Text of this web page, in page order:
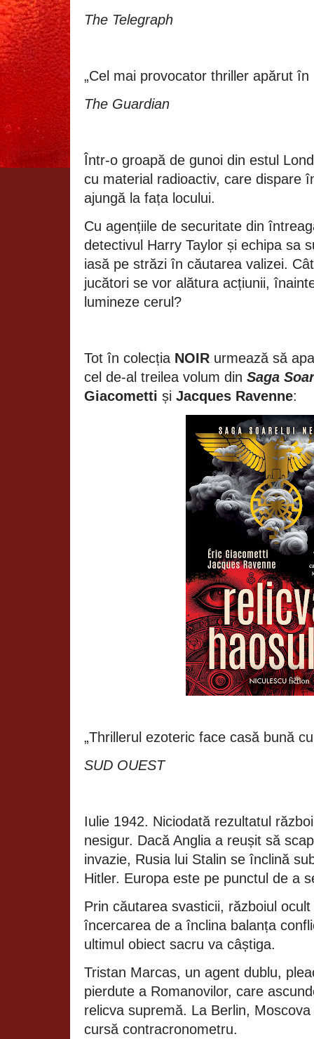
The Telegraph
„Cel mai provocator thriller apărut în
The Guardian
Într-o groapă de gunoi din estul
cu material radioactiv, care dispare
ajungă la fața locului.
Cu agențiile de securitate din
detectivul Harry Taylor și echipa sa
iasă pe străzi în căutarea valizei.
jucători se vor alătura acțiunii,
lumineze cerul?
Tot în colecția NOIR urmează să
cel de-al treilea volum din Saga
Giacometti și Jacques Ravenne:
„Thrillerul ezoteric face casă bună
SUD OUEST
Iulie 1942. Niciodată rezultatul
nesigur. Dacă Anglia a reușit să
invazie, Rusia lui Stalin se înclină
Hitler. Europa este pe punctul de a
Prin căutarea svasticii, războiul
încercarea de a înclina balanța
ultimul obiect sacru va câștiga.
Tristan Marcas, un agent dublu,
pierdute a Romanovilor, care
relicva supremă. La Berlin,
cursă contracronometru.